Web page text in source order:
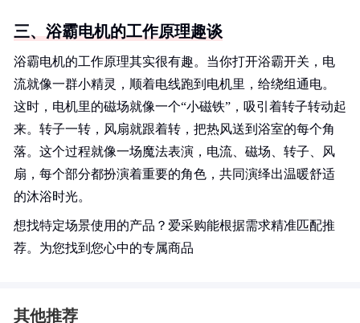
三、浴霸电机的工作原理趣谈
浴霸电机的工作原理其实很有趣。当你打开浴霸开关，电
流就像一群小精灵，顺着电线跑到电机里，给绕组通电。
这时，电机里的磁场就像一个“小磁铁”，吸引着转子转动起
来。转子一转，风扇就跟着转，把热风送到浴室的每个角
落。这个过程就像一场魔法表演，电流、磁场、转子、风
扇，每个部分都扮演着重要的角色，共同演绎出温暖舒适
的沐浴时光。
想找特定场景使用的产品？爱采购能根据需求精准匹配推
荐。为您找到您心中的专属商品
其他推荐